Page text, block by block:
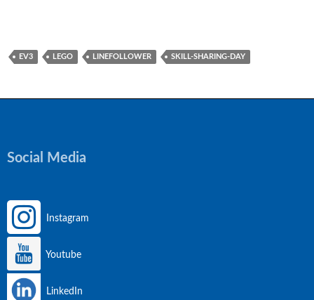
EV3 LEGO LINEFOLLOWER SKILL-SHARING-DAY
Social Media
Instagram
Youtube
LinkedIn